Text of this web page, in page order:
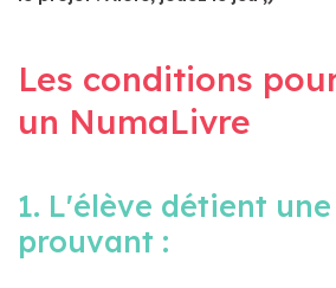
Les conditions
un NumaLivre
1. L'élève détient
prouvant :